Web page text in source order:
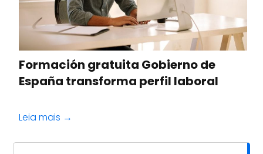
Formación gratuita Gobierno de
España transforma perfil laboral
Leia mais →